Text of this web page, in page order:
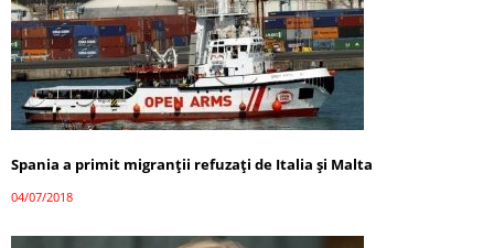
Spania a primit migranții refuzați de Italia și Malta
04/07/2018